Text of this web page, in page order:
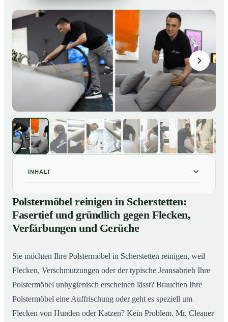
INHALT
Polstermöbel reinigen in Scherstetten: Fasertief und
gründlich gegen Flecken, Verfärbungen und Gerüche
02So reinigen unsere Profis Polstermöbel in Scherstetten
Polstermöbel reinigen in Scherstetten:
Fasertief und gründlich gegen Flecken,
Verfärbungen und Gerüche
Sie möchten Ihre Polstermöbel in Scherstetten reinigen, weil
Flecken, Verschmutzungen oder der typische Jeansabrieb Ihre
Polstermöbel unhygienisch erscheinen lässt? Brauchen Ihre
Polstermöbel eine Auffrischung oder geht es speziell um
Flecken von Hunden oder Katzen? Kein Problem. Mr. Cleaner